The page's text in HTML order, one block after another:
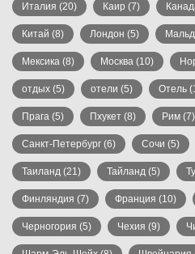
Италия (20) Каир (7)
Китай (8) Лондон (5)
Мексика (8) Москва (10)
отдых (5) отели (5) Отель
Прага (5) Пхукет (8) Рим (7)
Санкт-Петербург (6) Сочи (5)
Таиланд (21) Тайланд (5)
Финляндия (7) Франция (10)
Черногория (5) Чехия (9)